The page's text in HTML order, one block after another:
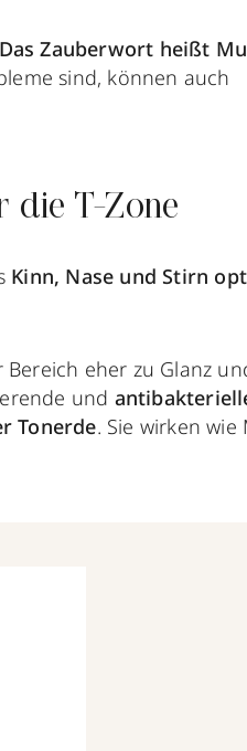
Das Zauberwort heißt
sind, können auch
die T-Zone
Kinn, Nase und Stirn
Bereich eher zu Glanz
und
Tonerde. Sie wirken wie